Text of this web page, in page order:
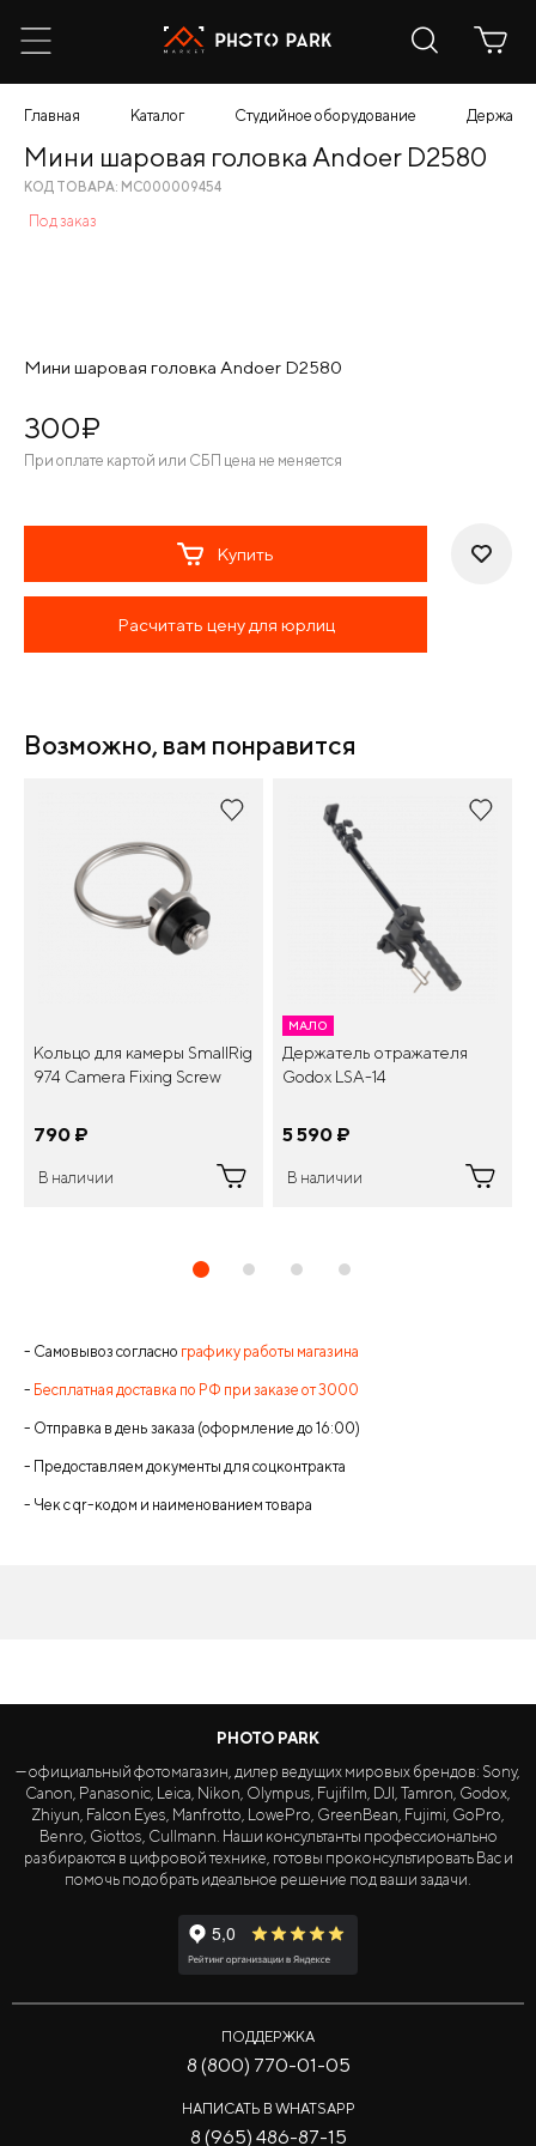
Главная Каталог Студийное оборудование
Мини шаровая головка Andoer D2580
300¤
При оплате картой или СБП цена не меняется
Купить
Расчитать цену для юрлиц
Возможно, вам понравится
Кольцо для камеры SmallRig
974 Camera Fixing Screw
790 ¤
В наличии
МАЛО
Держатель отражателя
Godox LSA-14
5 590 ¤
В наличии
- Самовывоз согласно графику работы магазина
- Бесплатная доставка по РФ при заказе от 3000
- Отправка в день заказа (оформление до 16:00)
- Предоставляем документы для соцконтракта
- Чек с qr-кодом и наименованием товара
Мини шаровая головка Andoer D2580
КОД ТОВАРА: МС000009454
Под заказ
PHOTO PARK
— официальный фотомагазин, дилер ведущих мировых брендов: Sony,
Canon, Panasonic, Leica, Nikon, Olympus, Fujifilm, DJI, Tamron, Godox,
Zhiyun, Falcon Eyes, Manfrotto, LowePro, GreenBean, Fujimi, GoPro,
Benro, Giottos, Cullmann. Наши консультанты профессионально
разбираются в цифровой технике, готовы проконсультировать Вас и
помочь подобрать идеальное решение под ваши задачи.
ПОДДЕРЖКА
8 (800) 770-01-05
НАПИСАТЬ В WHATSAPP
8 (965) 486-87-15